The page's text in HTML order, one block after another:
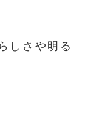
しさや明る